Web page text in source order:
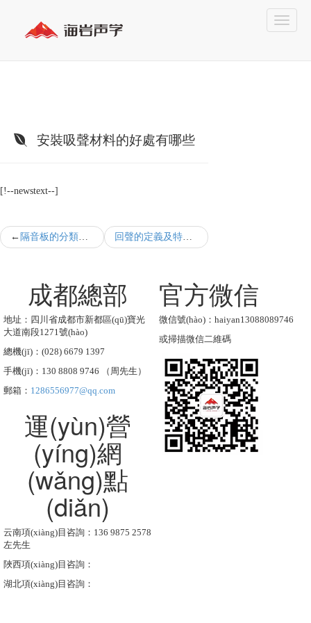
安裝吸聲材料的好處有哪些
[!--newstext--]
隔音板的分類及隔音原理 回聲的定義及特征
成都總部
地址：四川省成都市新都區(qū)寶光
大道南段1271號(hào)
總機(jī)：(028) 6679 1397
手機(jī)：130 8808 9746 （周先生）
郵箱： 1286556977@qq.com
運(yùn)營
(yíng)網
(wǎng)點
(diǎn)
云南項(xiàng)目咨詢：136 9875 2578
左先生
陜西項(xiàng)目咨詢：
湖北項(xiàng)目咨詢：
官方微信
微信號(hào)：haiyan13088089746
或掃描微信二維碼